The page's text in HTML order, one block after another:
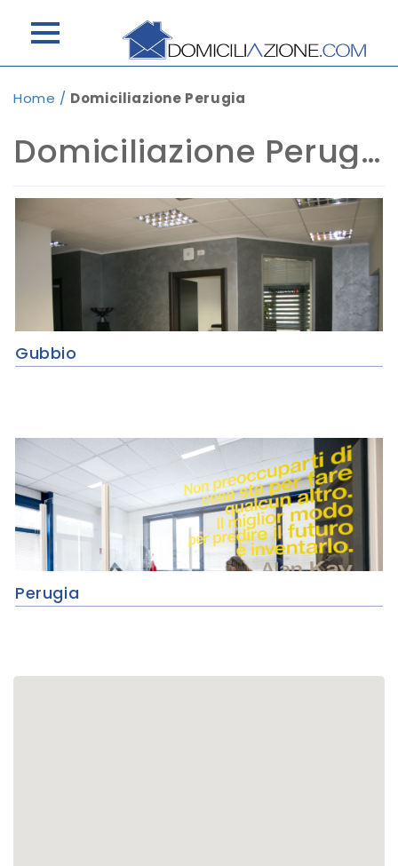
Home / Domiciliazione Perugia
Domiciliazione Perugia
Gubbio
Perugia